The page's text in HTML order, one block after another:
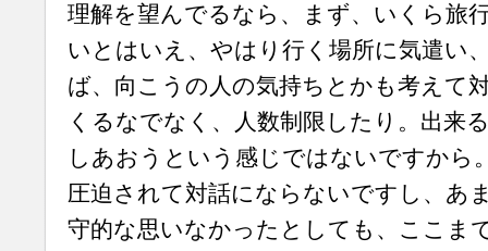
理解を望んでるなら、まず、いくら旅
いとはいえ、やはり行く場所に気遣い
ば、向こうの人の気持ちとかも考えて
くるなでなく、人数制限したり。出来
しあおうという感じではないですから
圧迫されて対話にならないですし、あ
守的な思いなかったとしても、ここま